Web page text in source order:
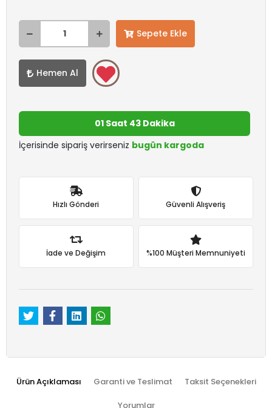
Sepete Ekle
Hemen Al
01 Saat 43 Dakika
İçerisinde sipariş verirseniz bugün kargoda
Hızlı Gönderi Güvenli Alışveriş
İade ve Değişim %100 Müşteri Memnuniyeti
Ürün Açıklaması Garanti ve Teslimat Taksit Seçenekleri
Yorumlar